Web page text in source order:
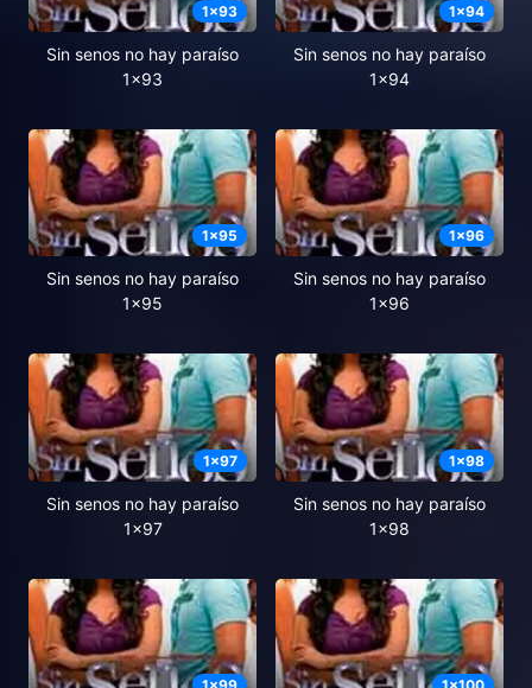
1x93
Sin senos no hay paraíso
1x93
1x94
Sin senos no hay paraíso
1x94
1x95
Sin senos no hay paraíso
1x95
1x96
Sin senos no hay paraíso
1x96
1x97
Sin senos no hay paraíso
1x97
1x98
Sin senos no hay paraíso
1x98